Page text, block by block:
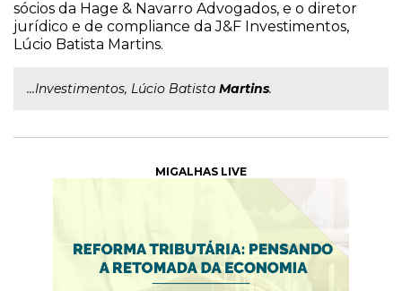
sócios da Hage & Navarro Advogados, e o diretor
jurídico e de compliance da J&F Investimentos,
Lúcio Batista Martins.
...Investimentos, Lúcio Batista Martins.
MIGALHAS LIVE